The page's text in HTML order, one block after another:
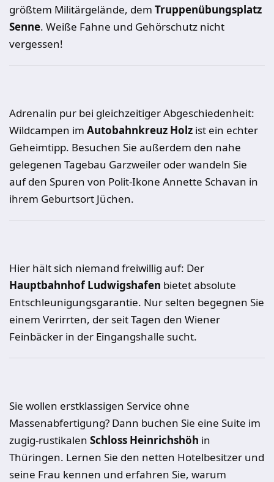
größtem Militärgelände, dem Truppenübungsplatz
Senne. Weiße Fahne und Gehörschutz nicht
vergessen!
Adrenalin pur bei gleichzeitiger Abgeschiedenheit:
Wildcampen im Autobahnkreuz Holz ist ein echter
Geheimtipp. Besuchen Sie außerdem den nahe
gelegenen Tagebau Garzweiler oder wandeln Sie
auf den Spuren von Polit-Ikone Annette Schavan in
ihrem Geburtsort Jüchen.
Hier hält sich niemand freiwillig auf: Der
Hauptbahnhof Ludwigshafen bietet absolute
Entschleunigungsgarantie. Nur selten begegnen Sie
einem Verirrten, der seit Tagen den Wiener
Feinbäcker in der Eingangshalle sucht.
Sie wollen erstklassigen Service ohne
Massenabfertigung? Dann buchen Sie eine Suite im
zugig-rustikalen Schloss Heinrichshöh in
Thüringen. Lernen Sie den netten Hotelbesitzer und
seine Frau kennen und erfahren Sie, warum